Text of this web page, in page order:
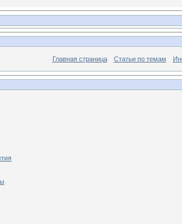
Главная страница Статьи по темам